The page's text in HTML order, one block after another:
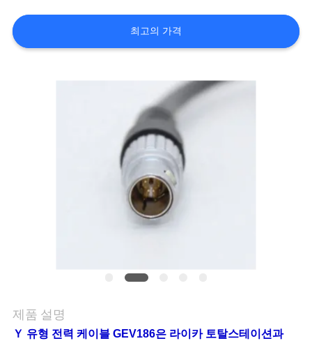
품
인
최고의 가격
제품 설명
Ｙ 유형 전력 케이블 GEV186은 라이카 토탈스테이션과